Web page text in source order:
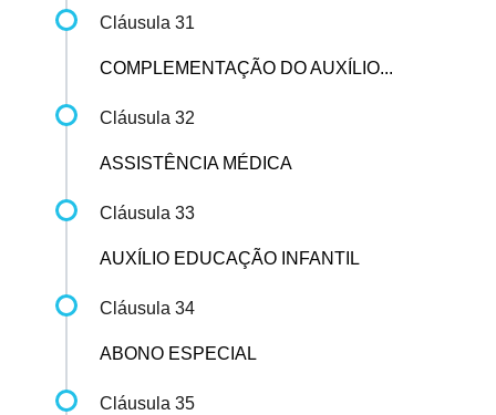
Cláusula 31
COMPLEMENTAÇÃO DO AUXÍLIO...
Cláusula 32
ASSISTÊNCIA MÉDICA
Cláusula 33
AUXÍLIO EDUCAÇÃO INFANTIL
Cláusula 34
ABONO ESPECIAL
Cláusula 35